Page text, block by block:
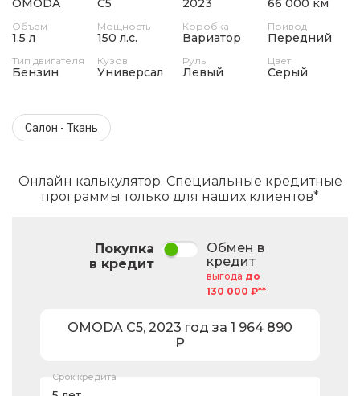
OMODA C5 2023 66 000 км
Объем
1.5 л
Мощность
150 л.с.
Коробка
Вариатор
Привод
Передний
Тип двигателя
Бензин
Кузов
Универсал
Руль
Левый
Цвет
Серый
Салон - Ткань
Онлайн калькулятор. Специальные кредитные
программы только для наших клиентов*
Покупка
в кредит
Обмен в
кредит
выгода до
130 000 ₽**
OMODA C5, 2023 год за 1 964 890
₽
Срок кредита